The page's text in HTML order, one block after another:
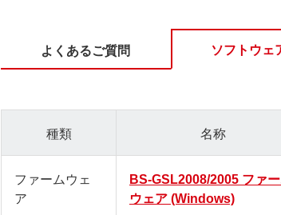
よくあるご質問 ソフトウェ
種類 名称
ファームウェ
ア
BS-GSL2008/2005 ファ
ウェア (Windows)